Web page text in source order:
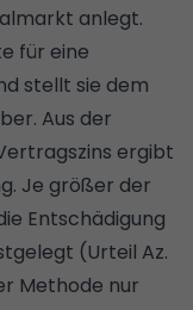
anlegt.
für eine
stellt sie dem
Aus der
ergibt
Je größer der
Entschädigung
(Urteil Az.
Methode nur